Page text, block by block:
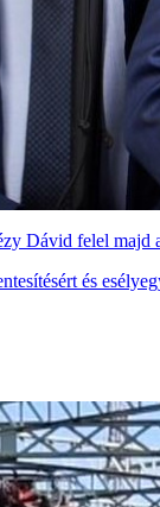
Dávid felel majd
és